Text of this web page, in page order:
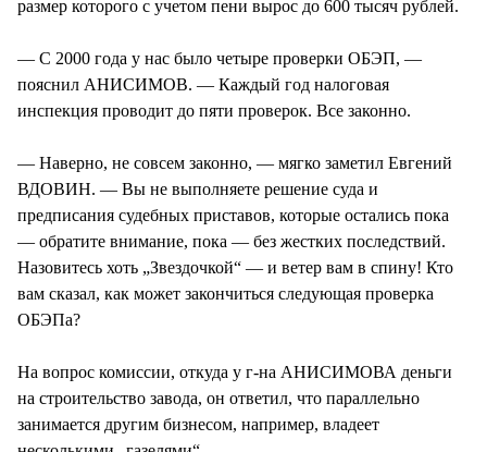
размер которого с учетом пени вырос до 600 тысяч рублей.
— С 2000 года у нас было четыре проверки ОБЭП, —
пояснил АНИСИМОВ. — Каждый год налоговая
инспекция проводит до пяти проверок. Все законно.
— Наверно, не совсем законно, — мягко заметил Евгений
ВДОВИН. — Вы не выполняете решение суда и
предписания судебных приставов, которые остались пока
— обратите внимание, пока — без жестких последствий.
Назовитесь хоть „Звездочкой“ — и ветер вам в спину! Кто
вам сказал, как может закончиться следующая проверка
ОБЭПа?
На вопрос комиссии, откуда у г-на АНИСИМОВА деньги
на строительство завода, он ответил, что параллельно
занимается другим бизнесом, например, владеет